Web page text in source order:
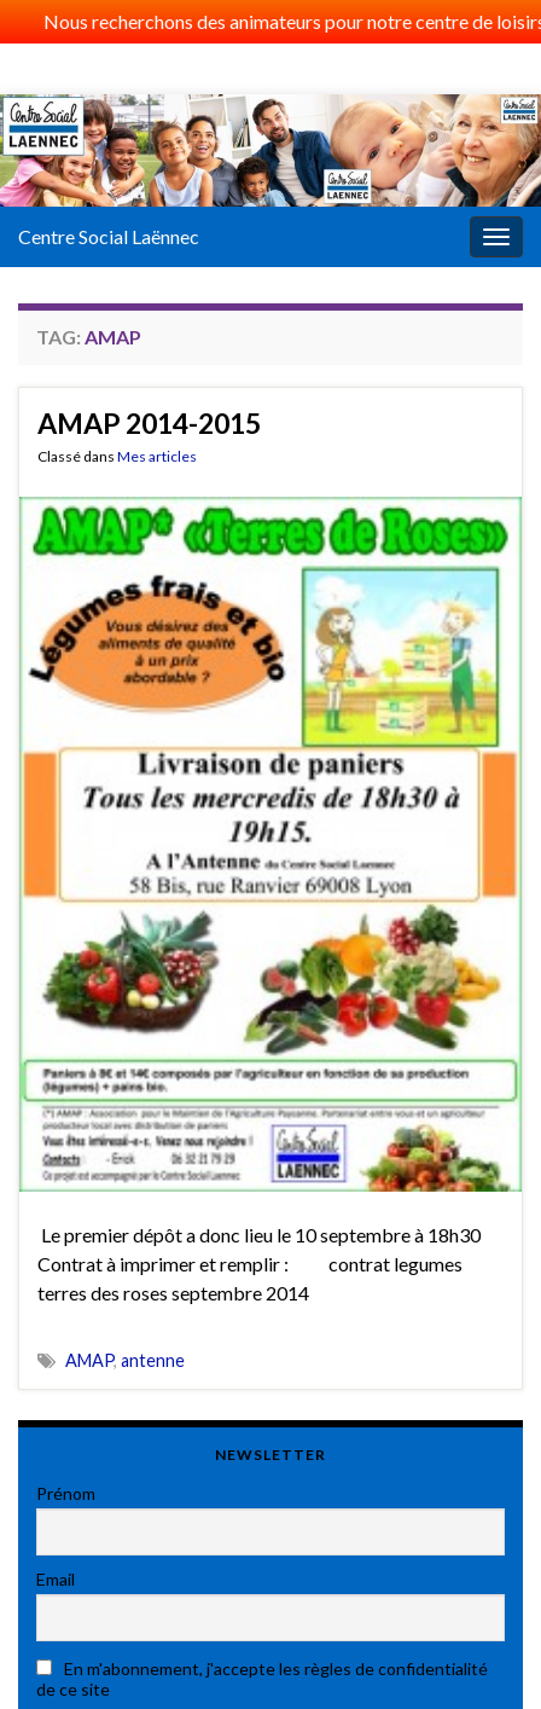
Nous recherchons des animateurs pour notre centre de
Centre Social Laënnec
TAG: AMAP
AMAP 2014-2015
Classé dans Mes articles
Le premier dépôt a donc lieu le 10 septembre à 18h30
Contrat à imprimer et remplir : contrat legumes
terres des roses septembre 2014
AMAP, antenne
NEWSLETTER
Prénom
Email
En m'abonnement, j'accepte les règles de confidentialité
de ce site